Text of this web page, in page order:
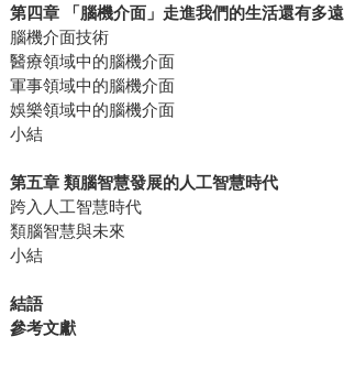
第四章 「腦機介面」走進我們的生活還有多遠
腦機介面技術
醫療領域中的腦機介面
軍事領域中的腦機介面
娛樂領域中的腦機介面
小結
第五章 類腦智慧發展的人工智慧時代
跨入人工智慧時代
類腦智慧與未來
小結
結語
參考文獻